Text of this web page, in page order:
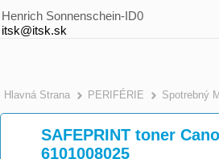
Henrich Sonnenschein-ID0
itsk@itsk.sk
Hlavná Strana PERIFÉRIE Spotrebný
SAFEPRINT toner
6101008025